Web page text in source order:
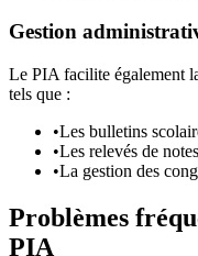
Gestion
Le PIA facilite également
tels que :
•Les bulletins
•Les relevés de
•La gestion des
Problèmes
PIA